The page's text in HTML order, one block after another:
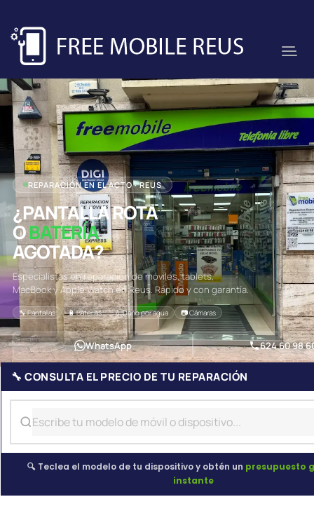
REPARACIÓN EN EL ACTO · REUS
¿PANTALLA ROTA
OBATERÍA
AGOTADA?
Especialistas en reparación de móviles, tablets,
MacBook y Apple Watch en Reus. Rápido y con garantía.
🔧 Pantallas 🔋 Baterías 💧 Daño por agua 📷 Cámaras
WhatsApp 624 60 98
🔧 CONSULTA EL PRECIO DE TU REPARACIÓN
🔍 Teclea el modelo de tu dispositivo y obtén un presupuesto
instante